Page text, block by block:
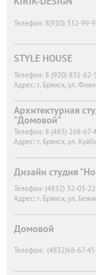
Телефон: 8(910) 332-99-
STYLE HOUSE
Телефон: 8 (920) 831-62-
Адрес: г. Брянск, ул.
Архитектурная
"Домовой"
Телефон: 8 (483) 268-
Адрес: г. Брянск, ул.
Дизайн студия
Телефон: (4832) 32-03-22
Адрес: г. Брянск, ул.
Домовой
Телефон: (4832)68-67-45